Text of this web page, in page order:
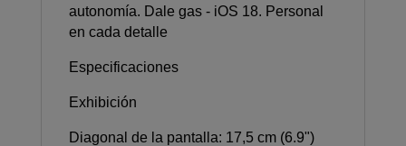
autonomía. Dale gas - iOS 18. Personal
en cada detalle
Especificaciones
Exhibición
Diagonal de la pantalla: 17,5 cm (6.9")